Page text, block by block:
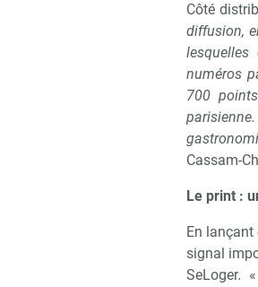
Côté
diffusion,
numéros
700
Cassam-
Le print :
En
signal
SeLoger.